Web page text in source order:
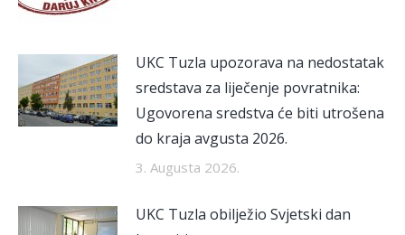
UKC Tuzla upozorava na nedostatak
sredstava za liječenje povratnika:
Ugovorena sredstva će biti utrošena
do kraja avgusta 2026.
3. Augusta 2026.
UKC Tuzla obilježio Svjetski dan